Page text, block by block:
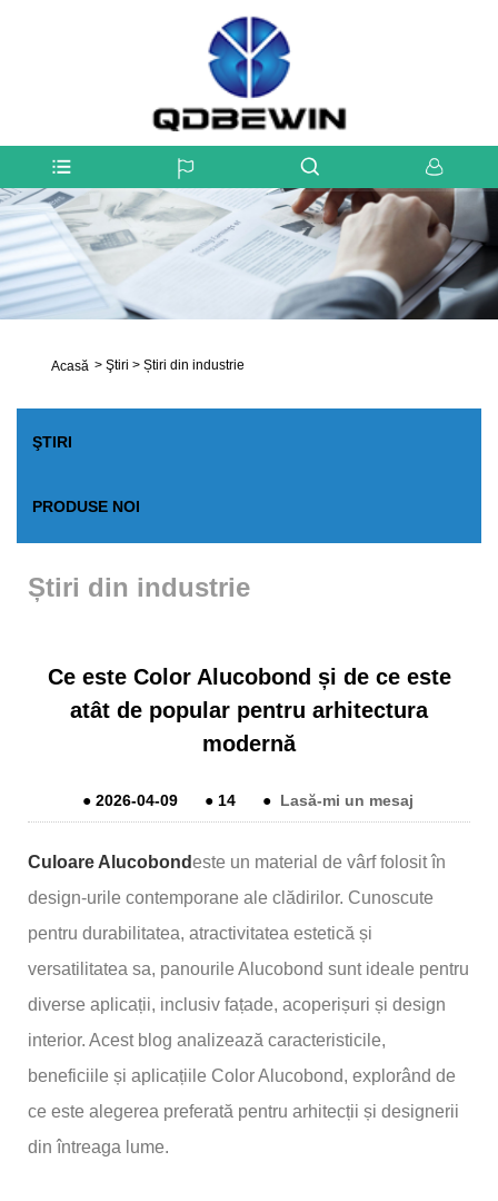
Acasă > Ştiri > Știri din industrie
ŞTIRI
PRODUSE NOI
Știri din industrie
Ce este Color Alucobond și de ce este
atât de popular pentru arhitectura
modernă
●2026-04-09 ● 14 ● Lasă-mi un mesaj
Culoare Alucobondeste un material de vârf folosit în
design-urile contemporane ale clădirilor. Cunoscute
pentru durabilitatea, atractivitatea estetică și
versatilitatea sa, panourile Alucobond sunt ideale pentru
diverse aplicații, inclusiv fațade, acoperișuri și design
interior. Acest blog analizează caracteristicile,
beneficiile și aplicațiile Color Alucobond, explorând de
ce este alegerea preferată pentru arhitecții și designerii
din întreaga lume.